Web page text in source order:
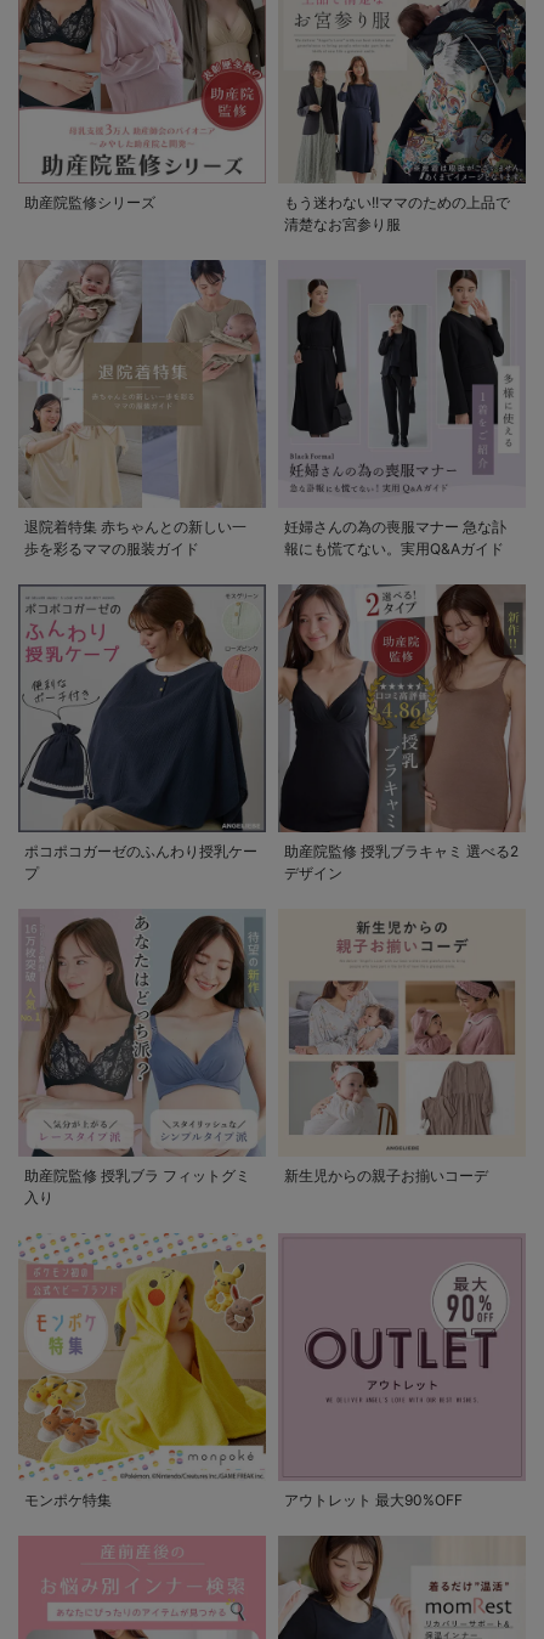
助産院監修シリーズ
もう迷わない!!ママのための上品で
清楚なお宮参り服
退院着特集 赤ちゃんとの新しい一
歩を彩るママの服装ガイド
妊婦さんの為の喪服マナー 急な訃
報にも慌てない。実用Q&Aガイド
ポコポコガーゼのふんわり授乳ケー
プ
助産院監修 授乳ブラキャミ 選べる2
デザイン
助産院監修 授乳ブラ フィットグミ
入り
新生児からの親子お揃いコーデ
モンポケ特集 アウトレット 最大90%OFF